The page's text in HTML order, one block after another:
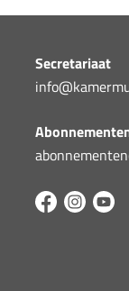
Secretariaat